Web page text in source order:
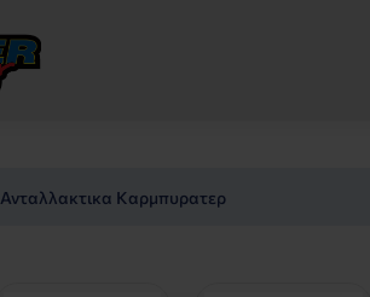
Ανταλλακτικα Καρμπυρατερ